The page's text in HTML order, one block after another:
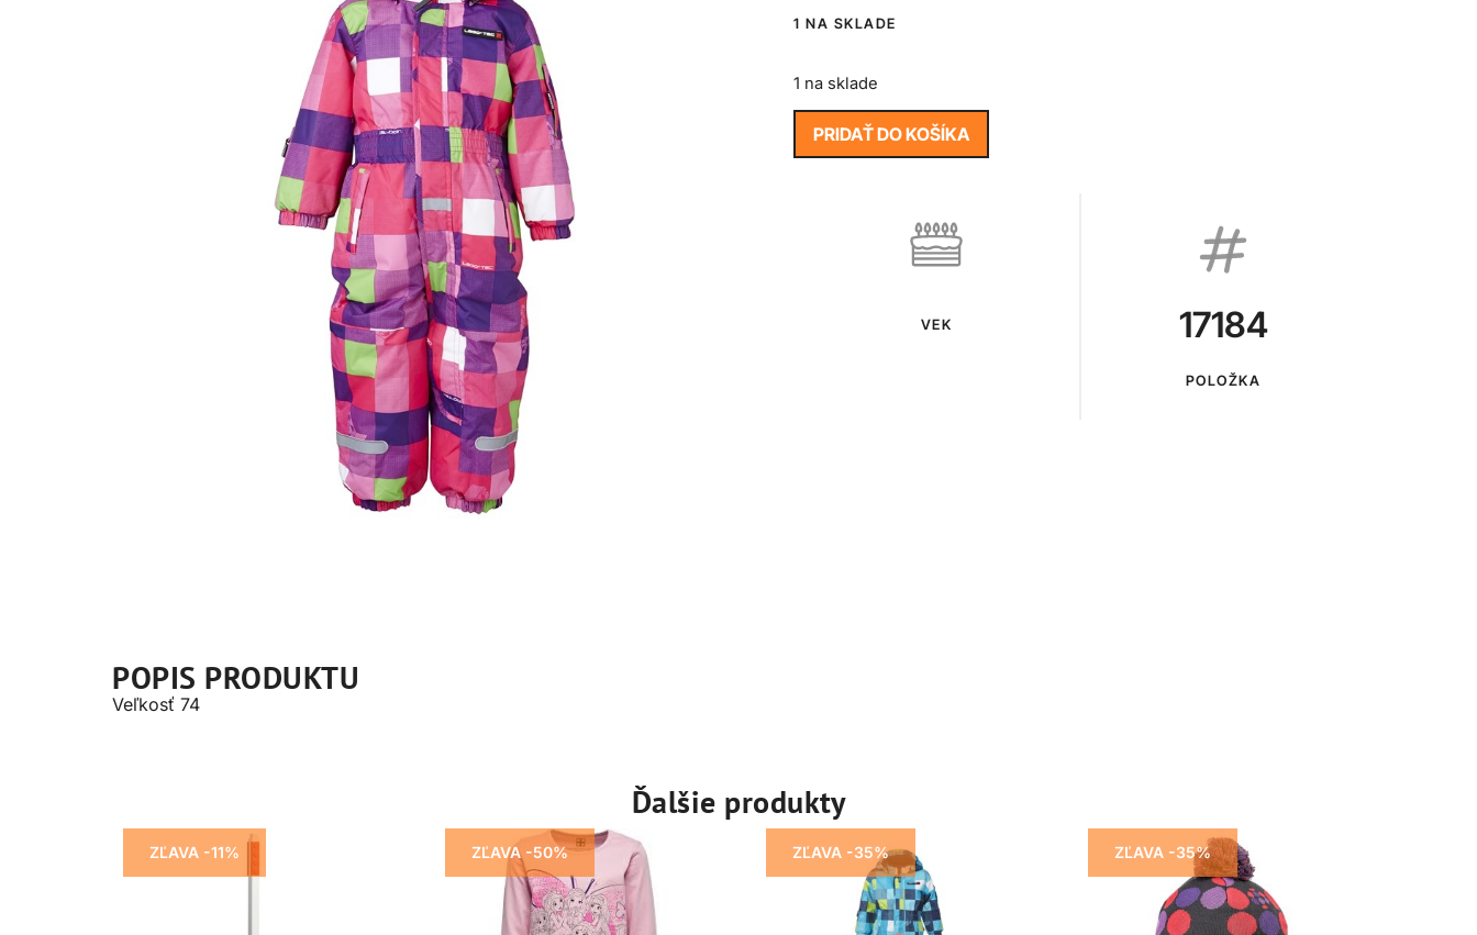
1 NA SKLADE
1 na sklade
PRIDAŤ DO KOŠÍKA
VEK 17184
POLOŽKA
POPIS PRODUKTU
Veľkosť 74
Ďalšie produkty
ZĽAVA -11% ZĽAVA -50% ZĽAVA -35% ZĽAVA -35%